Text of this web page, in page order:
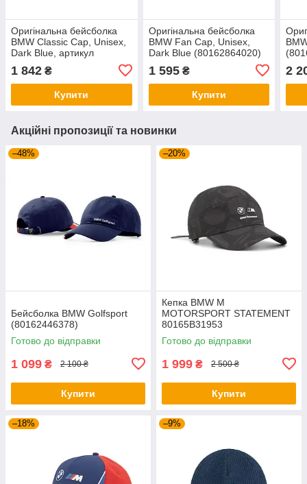
Оригінальна бейсболка
BMW Classic Cap, Unisex,
Dark Blue, артикул
1 842 ₴
Купити
Оригінальна бейсболка
BMW Fan Cap, Unisex,
Dark Blue (80162864020)
1 595₴
Купити
2
Акційні пропозиції та новинки
–48%
Бейсболка BMW Golfsport
(80162446378)
Готово до відправки
1 099 ₴ 2 100 ₴
Купити
–20%
Кепка BMW M
MOTORSPORT STATEMENT
80165B31953
Готово до відправки
1 999 ₴ 2 500 ₴
Купити
–18% –9%